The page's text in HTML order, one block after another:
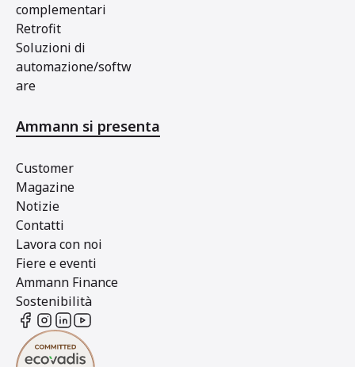
complementari
Retrofit
Soluzioni di
automazione/softw
are
Ammann si presenta
Customer
Magazine
Notizie
Contatti
Lavora con noi
Fiere e eventi
Ammann Finance
Sostenibilità